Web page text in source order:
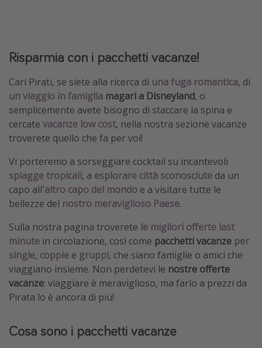
Risparmia con i pacchetti vacanze!
Cari Pirati, se siete alla ricerca di una fuga romantica, di
un viaggio in famiglia magari a Disneyland, o
semplicemente avete bisogno di staccare la spina e
cercate vacanze low cost, nella nostra sezione vacanze
troverete quello che fa per voi!
Vi porteremo a sorseggiare cocktail su incantevoli
spiagge tropicali, a esplorare città sconosciute da un
capo all'altro capo del mondo e a visitare tutte le
bellezze del nostro meraviglioso Paese.
Sulla nostra pagina troverete le migliori offerte last
minute in circolazione, così come pacchetti vacanze per
single, coppie e gruppi, che siano famiglie o amici che
viaggiano insieme. Non perdetevi le nostre offerte
vacanze: viaggiare è meraviglioso, ma farlo a prezzi da
Pirata lo è ancora di più!
Cosa sono i pacchetti vacanze